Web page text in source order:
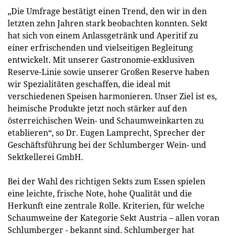
„Die Umfrage bestätigt einen Trend, den wir in den
letzten zehn Jahren stark beobachten konnten. Sekt
hat sich von einem Anlassgetränk und Aperitif zu
einer erfrischenden und vielseitigen Begleitung
entwickelt. Mit unserer Gastronomie-exklusiven
Reserve-Linie sowie unserer Großen Reserve haben
wir Spezialitäten geschaffen, die ideal mit
verschiedenen Speisen harmonieren. Unser Ziel ist es,
heimische Produkte jetzt noch stärker auf den
österreichischen Wein- und Schaumweinkarten zu
etablieren“, so Dr. Eugen Lamprecht, Sprecher der
Geschäftsführung bei der Schlumberger Wein- und
Sektkellerei GmbH.
Bei der Wahl des richtigen Sekts zum Essen spielen
eine leichte, frische Note, hohe Qualität und die
Herkunft eine zentrale Rolle. Kriterien, für welche
Schaumweine der Kategorie Sekt Austria – allen voran
Schlumberger - bekannt sind. Schlumberger hat